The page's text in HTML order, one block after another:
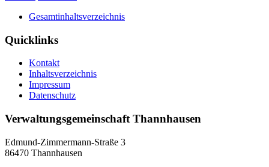
Gesamtinhaltsverzeichnis
Quicklinks
Kontakt
Inhaltsverzeichnis
Impressum
Datenschutz
Verwaltungsgemeinschaft Thannhausen
Edmund-Zimmermann-Straße 3
86470 Thannhausen